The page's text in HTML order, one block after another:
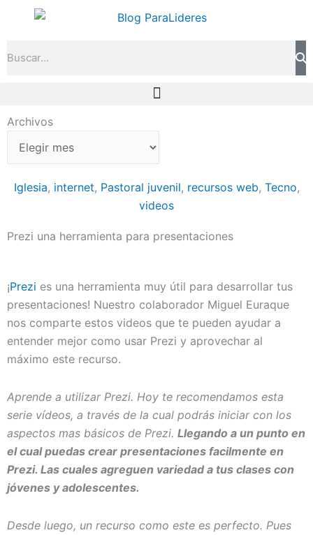
Archivos
Archivos
Iglesia, internet, Pastoral juvenil, recursos web, Tecno,
videos
Prezi una herramienta para presentaciones
¡Prezi es una herramienta muy útil para desarrollar tus
presentaciones! Nuestro colaborador Miguel Euraque
nos comparte estos videos que te pueden ayudar a
entender mejor como usar Prezi y aprovechar al
máximo este recurso.
Aprende a utilizar Prezi. Hoy te recomendamos esta
serie vídeos, a través de la cual podrás iniciar con los
aspectos mas básicos de Prezi. Llegando a un punto en
el cual puedas crear presentaciones facilmente en
Prezi. Las cuales agreguen variedad a tus clases con
jóvenes y adolescentes.
Desde luego, un recurso como este es perfecto. Pues